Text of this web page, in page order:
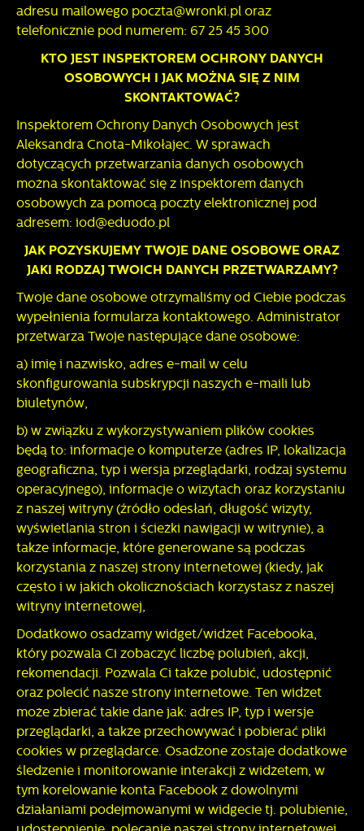
adresu mailowego poczta@wronki.pl oraz
telefonicznie pod numerem: 67 25 45 300
KTO JEST INSPEKTOREM OCHRONY DANYCH
OSOBOWYCH I JAK MOŻNA SIĘ Z NIM
SKONTAKTOWAĆ?
Inspektorem Ochrony Danych Osobowych jest
Aleksandra Cnota-Mikołajec. W sprawach
dotyczących przetwarzania danych osobowych
można skontaktować się z inspektorem danych
osobowych za pomocą poczty elektronicznej pod
adresem: iod@eduodo.pl
JAK POZYSKUJEMY TWOJE DANE OSOBOWE ORAZ
JAKI RODZAJ TWOICH DANYCH PRZETWARZAMY?
Twoje dane osobowe otrzymaliśmy od Ciebie podczas
wypełnienia formularza kontaktowego. Administrator
przetwarza Twoje następujące dane osobowe:
a) imię i nazwisko, adres e-mail w celu
skonfigurowania subskrypcji naszych e-maili lub
biuletynów,
b) w związku z wykorzystywaniem plików cookies
będą to: informacje o komputerze (adres IP, lokalizacja
geograficzna, typ i wersja przeglądarki, rodzaj systemu
operacyjnego), informacje o wizytach oraz korzystaniu
z naszej witryny (źródło odesłań, długość wizyty,
wyświetlania stron i ścieżki nawigacji w witrynie), a
także informacje, które generowane są podczas
korzystania z naszej strony internetowej (kiedy, jak
często i w jakich okolicznościach korzystasz z naszej
witryny internetowej,
Dodatkowo osadzamy widget/widżet Facebooka,
który pozwala Ci zobaczyć liczbę polubień, akcji,
rekomendacji. Pozwala Ci także polubić, udostępnić
oraz polecić nasze strony internetowe. Ten widżet
może zbierać takie dane jak: adres IP, typ i wersje
przeglądarki, a także przechowywać i pobierać pliki
cookies w przeglądarce. Osadzone zostaje dodatkowe
śledzenie i monitorowanie interakcji z widżetem, w
tym korelowanie konta Facebook z dowolnymi
działaniami podejmowanymi w widgecie tj. polubienie,